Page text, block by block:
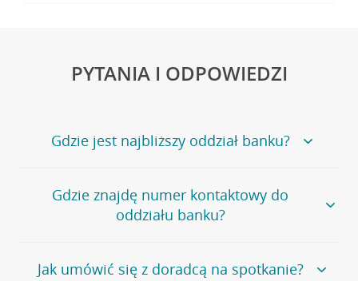
PYTANIA I ODPOWIEDZI
Gdzie jest najbliższy oddział banku?
Jeśli szukasz oddziału naszego banku, zapraszamy na
stronęPlacówki i bankomaty, na której znajduje się
wygodna wyszukiwarka.
oddziałów
Gdzie znajdę numer kontaktowy do
oddziału banku?
Bank Credit Agricole nie udostępnia ogólnego numeru
telefonu do placówki bankowej.
Jak umówić się z doradcą na spotkanie?